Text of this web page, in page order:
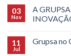
03
Nov
A
11
Jul
Grupsa no